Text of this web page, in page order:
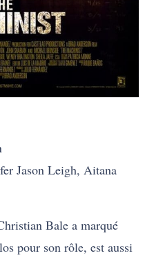
Jason Leigh, Aitana
Bale a marqué
pour son rôle, est aussi